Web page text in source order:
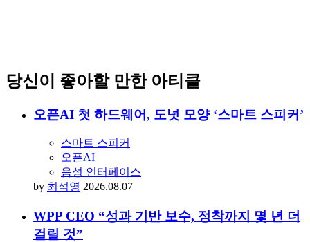
당신이 좋아할 만한 아티클
오픈AI 첫 하드웨어, 도넛 모양 ‘스마트 스피커’
스마트 스피커
오픈AI
음성 인터페이스
by 최석영 2026.08.07
WPP CEO “성과 기반 보수, 정착까지 몇 년 더
걸릴 것”